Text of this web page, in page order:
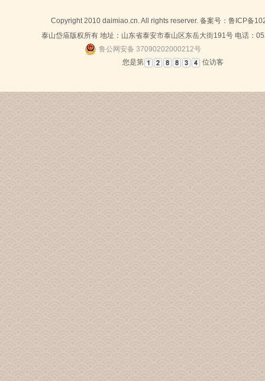
Copyright 2010 daimiao.cn. All rights reserver. 备案号：鲁ICP备
泰山岱庙版权所有 地址：山东省泰安市泰山区东岳大街191号 电话：
鲁公网安备 37090202000212号
您是第
位访客